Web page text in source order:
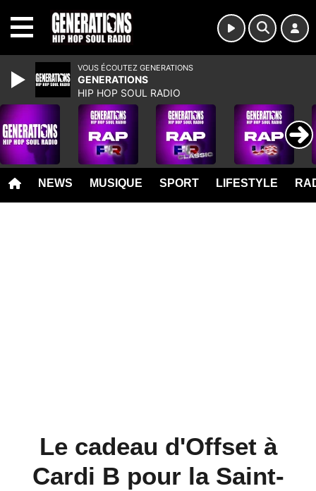
NEWS MUSIQUE SPORT LIFESTYLE
Le cadeau d'Offset à
Cardi B pour la Saint-
VOUS ÉCOUTEZ GENERATIONS
GENERATIONS
HIP HOP SOUL RADIO